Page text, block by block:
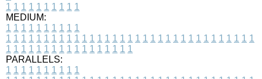
1 1 1 1 1 1 1 1 1 1
MEDIUM:
1 1 1 1 1 1 1 1 1 1
1 1 1 1 1 1 1 1 1 1 1 1 1 1 1 1 1 1 1 1 1 1 1 1 1 1 1 1 1 1 1 1 1
1 1 1 1 1 1 1 1 1 1 1 1 1 1 1 1 1
PARALLELS:
1 1 1 1 1 1 1 1 1 1